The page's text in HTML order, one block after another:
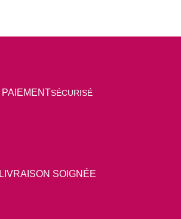
PAIEMENTSÉCURISÉ
LIVRAISON SOIGNÉE